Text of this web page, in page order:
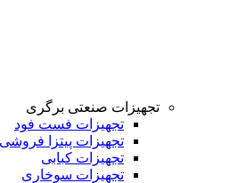
تجهیزات صنعتی برگری
تجهیزات فست فود
تجهیزات پیتزا فروشی
تجهیزات کبابی
تجهیزات سوخاری